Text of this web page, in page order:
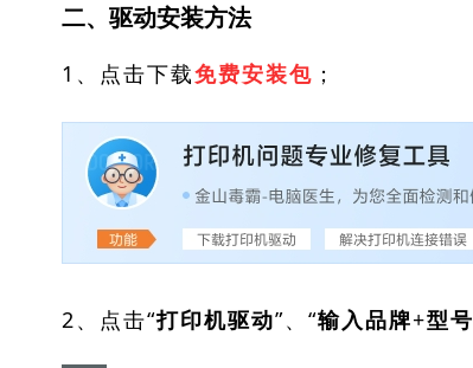
二、驱动安装方法
1、点击下载免费安装包 ；
2、点击“打印机驱动”、“输入品牌+型号